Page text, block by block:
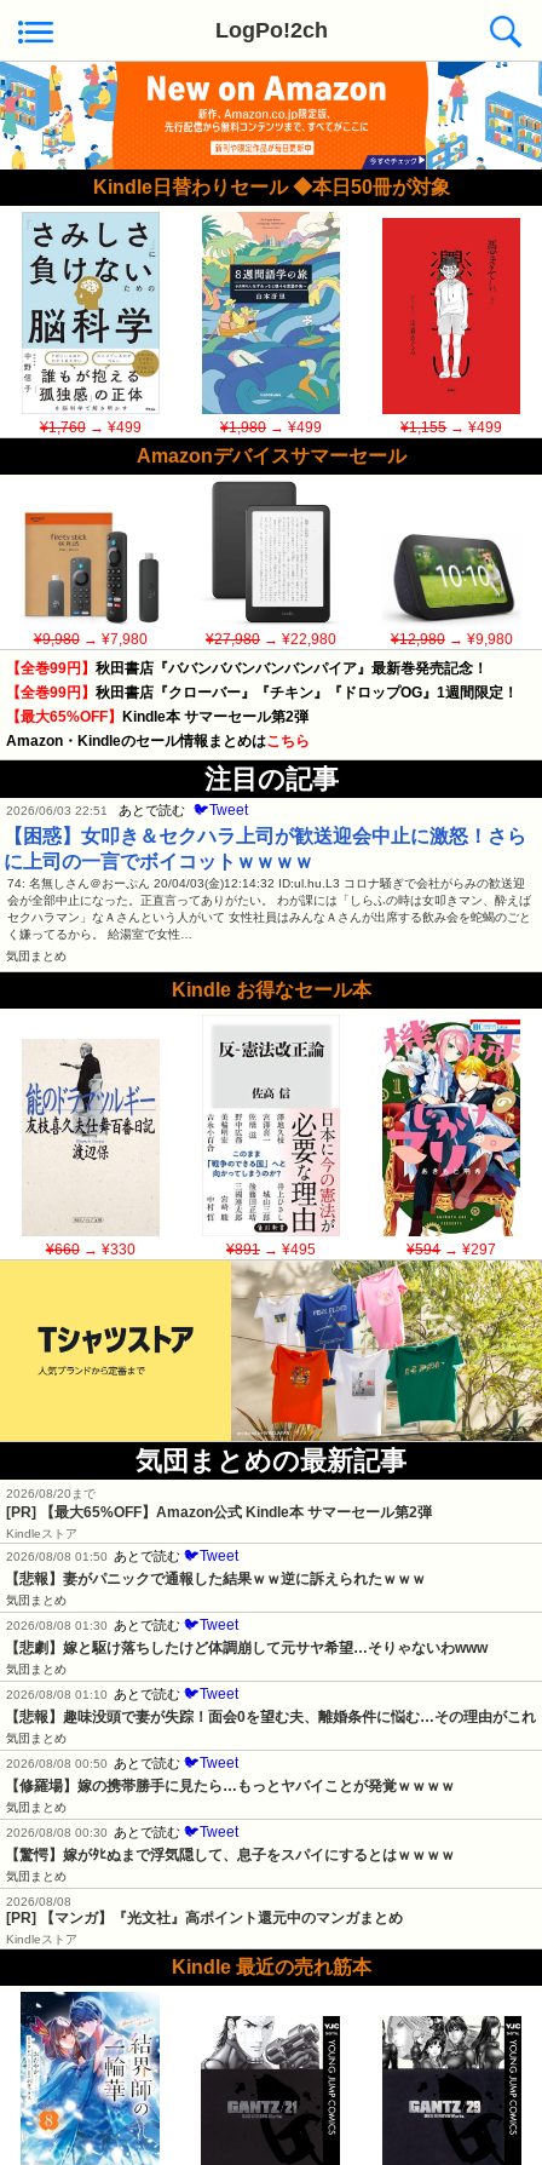
LogPo!2ch
Kindle日替わりセール ◆本日50冊が対象
¥1,760→ ¥499 ¥1,980→ ¥499 ¥1,155→ ¥499
Amazonデバイスサマーセール
¥9,980→ ¥7,980 ¥27,980→ ¥22,980 ¥12,980→ ¥9,980
【全巻99円】 秋田書店『ババンババンバンバンパイア』最新巻発売記念！
【全巻99円】 秋田書店『クローバー』『チキン』『ドロップOG』1週間限定！
【最大65%OFF】
Kindle本 サマーセール第2弾
Amazon・Kindleのセール情報まとめはこちら
注目の記事
2026/06/03 22:51 あとで読む 🐦Tweet
【困惑】女叩き＆セクハラ上司が歓送迎会中止に激怒！さら
に上司の一言でボイコットｗｗｗｗ
74: 名無しさん＠おーぷん 20/04/03(金)12:14:32 ID:ul.hu.L3 コロナ騒ぎで会社がらみの歓送迎
会が全部中止になった。正直言ってありがたい。 わが課には「しらふの時は女叩きマン、酔えば
セクハラマン」なＡさんという人がいて 女性社員はみんなＡさんが出席する飲み会を蛇蝎のごと
く嫌ってるから。 給湯室で女性…
気団まとめ
Kindle お得なセール本
¥660→ ¥330 ¥891→ ¥495 ¥594→ ¥297
気団まとめの最新記事
2026/08/20まで
[PR] 【最大65%OFF】Amazon公式 Kindle本 サマーセール第2弾
Kindleストア
2026/08/08 01:50
あとで読む 🐦Tweet
【悲報】妻がパニックで通報した結果ｗｗ逆に訴えられたｗｗｗ
気団まとめ
2026/08/08 01:30
あとで読む 🐦Tweet
【悲劇】嫁と駆け落ちしたけど体調崩して元サヤ希望…そりゃないわwww
気団まとめ
2026/08/08 01:10
あとで読む 🐦Tweet
【悲報】趣味没頭で妻が失踪！面会0を望む夫、離婚条件に悩む…その理由がこれ
気団まとめ
2026/08/08 00:50
あとで読む 🐦Tweet
【修羅場】嫁の携帯勝手に見たら…もっとヤバイことが発覚ｗｗｗｗ
気団まとめ
2026/08/08 00:30
あとで読む 🐦Tweet
【驚愕】嫁がﾀﾋぬまで浮気隠して、息子をスパイにするとはｗｗｗｗ
気団まとめ
2026/08/08
[PR] 【マンガ】『光文社』高ポイント還元中のマンガまとめ
Kindleストア
Kindle 最近の売れ筋本